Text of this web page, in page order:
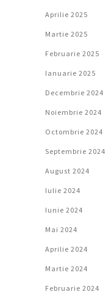
Aprilie 2025
Martie 2025
Februarie 2025
Ianuarie 2025
Decembrie 2024
Noiembrie 2024
Octombrie 2024
Septembrie 2024
August 2024
Iulie 2024
Iunie 2024
Mai 2024
Aprilie 2024
Martie 2024
Februarie 2024